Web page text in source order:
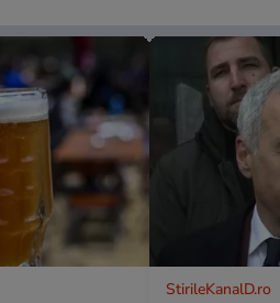
StirileKanalD.ro